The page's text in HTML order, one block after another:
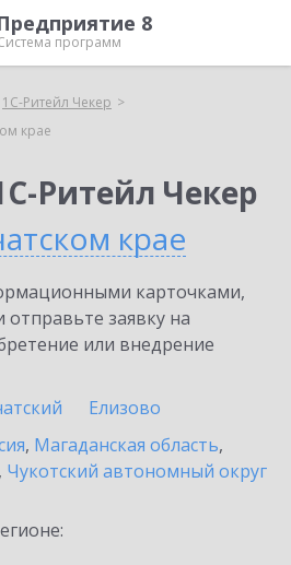
8
программ
1C-Ритейл Чекер
крае
Ритейл Чекер
крае
карточками,
заявку на
или внедрение
Елизово
, Магаданская область,
, Чукотский автономный округ